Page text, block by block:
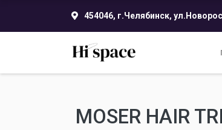
454046, г.Челябинск,
MOSER HAIR